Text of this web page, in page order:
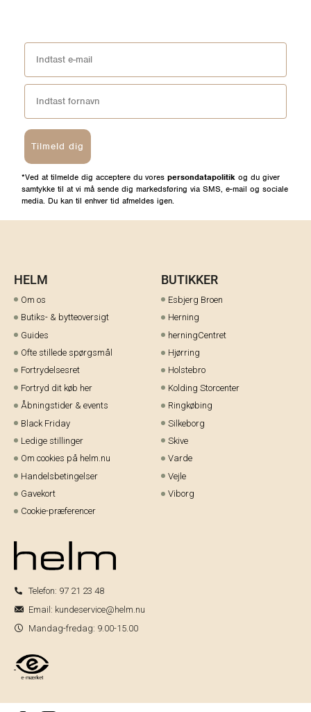
Tilmeld dig
*Ved at tilmelde dig acceptere du vores persondatapolitik og du giver
samtykke til at vi må sende dig markedsføring via SMS, e-mail og sociale
media. Du kan til enhver tid afmeldes igen.
HELM
Om os
Butiks- & bytteoversigt
Guides
Ofte stillede spørgsmål
Fortrydelsesret
Fortryd dit køb her
Åbningstider & events
Black Friday
Ledige stillinger
Om cookies på helm.nu
Handelsbetingelser
Gavekort
Cookie-præferencer
BUTIKKER
Esbjerg Broen
Herning
herningCentret
Hjørring
Holstebro
Kolding Storcenter
Ringkøbing
Silkeborg
Skive
Varde
Vejle
Viborg
Telefon: 97 21 23 48
Email: kundeservice@helm.nu
Mandag-fredag: 9.00-15.00